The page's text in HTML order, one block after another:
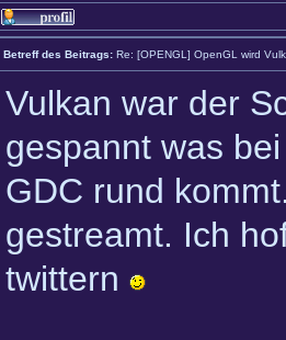
Betreff des Beitrags: Re: [OPENGL] OpenGL wird
Vulkan war der
gespannt was
GDC rund
gestreamt. Ich
twittern